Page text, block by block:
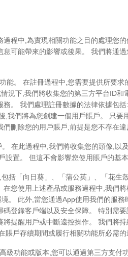
程中,為實現相關功能之目的處理您
可能帶來的影響或後果。 我們將通
能。 在註冊過程中,您需要提供所要
況下,我們將收集您的第三方平台ID
。 我們處理註冊數據的法律依據包
,我們將為您創建一個用戶賬戶。 只
刪除您的用戶賬戶,前提是您不存在違
在此過程中,我們將收集您的頭像,
置。 但這不會影響您使用賬戶的基
括「向日葵」、「蒲公英」、「花
您使用上述產品或服務過程中,我們
。 此外,當您通過App使用我們的服
登錄客戶端以及安全保障。 特別需
提醒用戶或中斷遠控操作。 我們將
戶存續期間或履行相關功能所必需
級功能或版本,您可以通過第三方支